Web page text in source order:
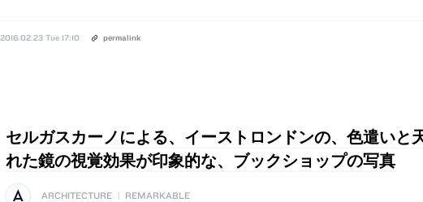
2016.02.23 Tue 17:10 permalink
セルガスカーノによる、イーストロンドンの、色遣いと
れた鏡の視覚効果が印象的な、ブックショップの写真
ARCHITECTURE REMARKABLE